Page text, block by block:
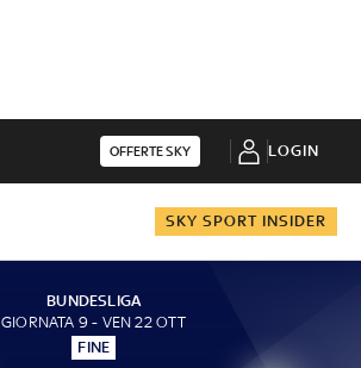
OFFERTE SKY LOGIN
SKY SPORT INSIDER
BUNDESLIGA
GIORNATA 9 - VEN 22 OTT
FINE